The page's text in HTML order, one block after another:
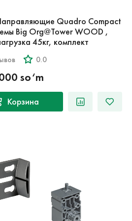
Quadro Compact
Big Org@Tower WOOD ,
45кг, комплект
0.0
so‘m
Корзина